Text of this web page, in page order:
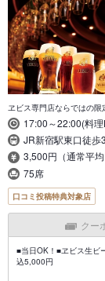
ヱビス専門店ならではの
17:00～22:00(料
JR新宿駅東口徒
3,500円（通常平均
75席
口コミ投稿特典対象店
クー
■当日OK！■ヱビス生ビ
込5,000円